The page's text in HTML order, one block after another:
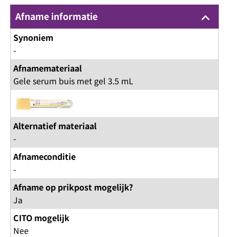
Afname informatie keyboard_arrow_up
Synoniem
-
Afnamemateriaal
Gele serum buis met gel 3.5 mL
Alternatief materiaal
-
Afnameconditie
-
Afname op prikpost mogelijk?
Ja
CITO mogelijk
Nee